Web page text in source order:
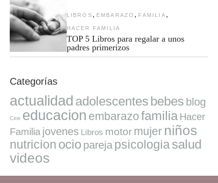
LIBROS , EMBARAZO , FAMILIA ,
HACER FAMILIA
TOP 5 Libros para regalar a unos
padres primerizos
Categorías
actualidad adolescentes bebes blog
Cine educacion embarazofamilia Hacer
Familia jovenes Libros motor mujer niños
nutricion ocio pareja psicologiasalud
videos